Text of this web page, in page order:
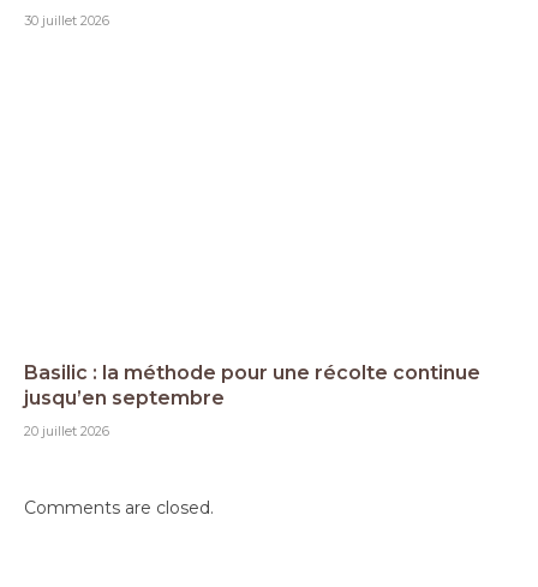
30 juillet 2026
Basilic : la méthode pour une récolte continue
jusqu’en septembre
20 juillet 2026
Comments are closed.